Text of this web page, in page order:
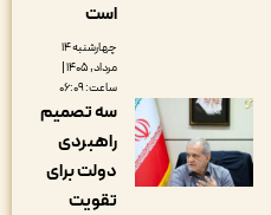
چهارشنبه ۱۴
مرداد, ۱۴۰۵ |
سه تصمیم
راهبردی
دولت برای